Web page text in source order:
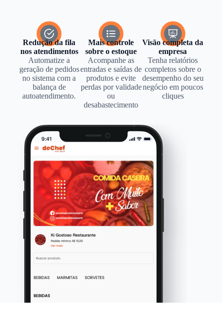
Redução da fila
nos atendimentos
Automatize a
geração de pedidos
no sistema com a
balança de
autoatendimento.
Mais controle
sobre o estoque
Acompanhe as
entradas e saídas de
produtos e evite
perdas por validade
ou
desabastecimento
Visão completa da
empresa
Tenha relatórios
completos sobre o
desempenho do seu
negócio em poucos
cliques